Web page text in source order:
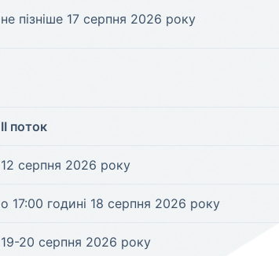
не пізніше 17 серпня 2026 року
ІІ поток
12 серпня 2026 року
о 17:00 годині 18 серпня 2026 року
19-20 серпня 2026 року